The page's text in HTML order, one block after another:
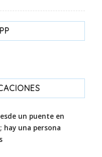
un puente en
hay una persona